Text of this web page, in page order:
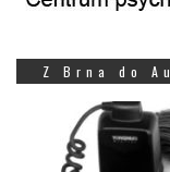
Z Brna do